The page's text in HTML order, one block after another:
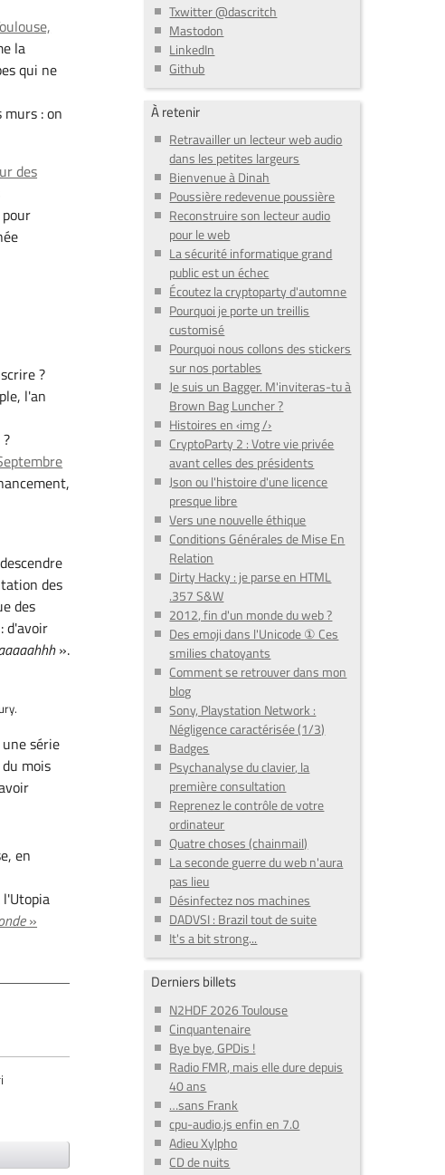
la
qui ne
: on
des
?
l'an
des
des
d'avoir
».
série
mois
en
»
Txwitter @dascritch
Mastodon
LinkedIn
Github
À retenir
Retravailler un lecteur web audio
dans les petites largeurs
Bienvenue à Dinah
Poussière redevenue poussière
Reconstruire son lecteur audio
pour le web
La sécurité informatique grand
public est un échec
Écoutez la cryptoparty d'automne
Pourquoi je porte un treillis
customisé
Pourquoi nous collons des stickers
sur nos portables
Je suis un Bagger. M'inviteras-tu à
Brown Bag Luncher ?
Histoires en ‹img /›
CryptoParty 2 : Votre vie privée
avant celles des présidents
Json ou l'histoire d'une licence
presque libre
Vers une nouvelle éthique
Conditions Générales de Mise En
Relation
Dirty Hacky : je parse en HTML
.357 S&W
2012, fin d'un monde du web ?
Des emoji dans l'Unicode ① Ces
smilies chatoyants
Comment se retrouver dans mon
blog
Sony, Playstation Network :
Négligence caractérisée (1/3)
Badges
Psychanalyse du clavier, la
première consultation
Reprenez le contrôle de votre
ordinateur
Quatre choses (chainmail)
La seconde guerre du web n'aura
pas lieu
Désinfectez nos machines
DADVSI : Brazil tout de suite
It's a bit strong...
Derniers billets
N2HDF 2026 Toulouse
Cinquantenaire
Bye bye, GPDis !
Radio FMR, mais elle dure depuis
40 ans
…sans Frank
cpu-audio.js enfin en 7.0
Adieu Xylpho
CD de nuits